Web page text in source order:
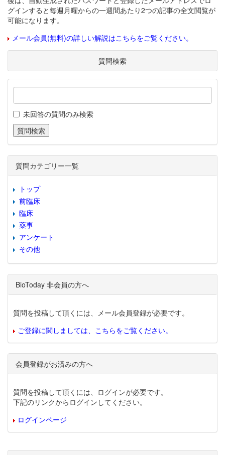
グインすると毎週月曜からの一週間あたり2つの記事の全文閲覧が
可能になります。
メール会員(無料)の詳しい解説はこちらをご覧ください。
質問検索
未回答の質問のみ検索
質問カテゴリー一覧
トップ
前臨床
臨床
薬事
アンケート
その他
BioToday 非会員の方へ
質問を投稿して頂くには、メール会員登録が必要です。
ご登録に関しましては、こちらをご覧ください。
会員登録がお済みの方へ
質問を投稿して頂くには、ログインが必要です。
下記のリンクからログインしてください。
ログインページ